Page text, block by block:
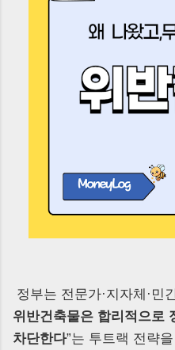
정부는 전문가·지자체·민
위반건축물은 합리적으로
차단한다”는 투트랙 전략